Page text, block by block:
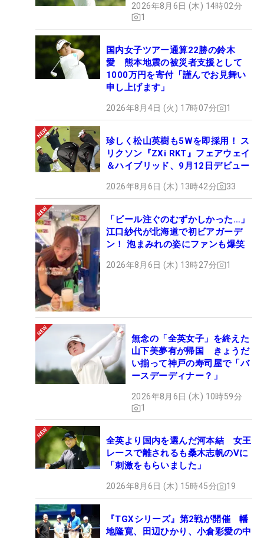
2026年8月6日 (木) 14時02分
1
国内女子ツアー通算22勝の鈴木
愛 熊本地震の被災者支援として
1000万円を寄付「謹んでお見舞い
申し上げます」
2026年8月4日 (火) 17時07分 1
珍しく松山英樹も5Wを即採用！ ス
リクソン『ZXi RKT』フェアウェイ
＆ハイブリッド、9月12日デビュー
2026年8月6日 (木) 13時42分 33
「ビール注ぐのむずかしかった…」
江口紗代が北海道で初ビアガーデ
ン！ 泡まみれの姿にファンも爆笑
2026年8月6日 (木) 13時27分 1
無念の「全英女子」を終えた
山下美夢有が帰国 きょうだ
い揃って神戸の寿司屋で「バ
ースデーディナー？」
2026年8月6日 (木) 10時59分
1
全英より国内を選んだ河本結 女王
レースで離されるも桑木志帆のVに
「刺激をもらいました」
2026年8月6日 (木) 15時45分 19
『TGXシリーズ』第2戦が開催 幡
地隆寛、田辺ひかり、小倉彩愛の中